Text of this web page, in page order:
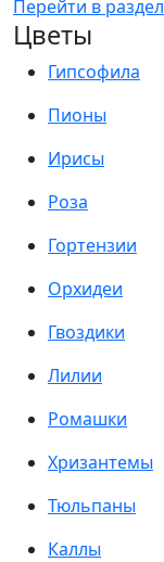
Перейти в раздел
Цветы
Гипсофила
Пионы
Ирисы
Роза
Гортензии
Орхидеи
Гвоздики
Лилии
Ромашки
Хризантемы
Тюльпаны
Каллы